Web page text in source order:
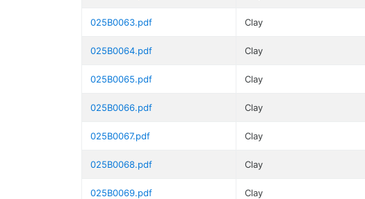
025B0063.pdf Clay
025B0064.pdf Clay
025B0065.pdf Clay
025B0066.pdf Clay
025B0067.pdf Clay
025B0068.pdf Clay
025B0069.pdf Clay